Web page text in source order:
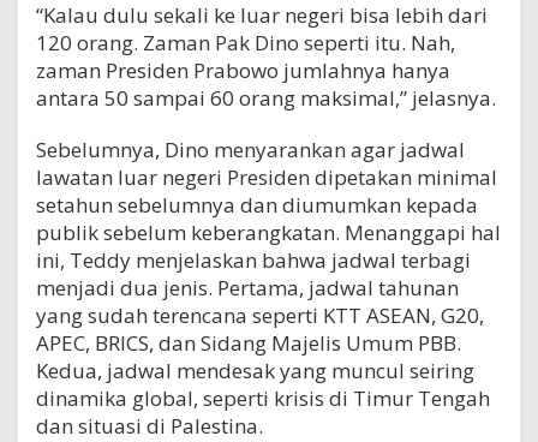
“Kalau dulu sekali ke luar negeri bisa lebih dari
120 orang. Zaman Pak Dino seperti itu. Nah,
zaman Presiden Prabowo jumlahnya hanya
antara 50 sampai 60 orang maksimal,” jelasnya.
Sebelumnya, Dino menyarankan agar jadwal
lawatan luar negeri Presiden dipetakan minimal
setahun sebelumnya dan diumumkan kepada
publik sebelum keberangkatan. Menanggapi hal
ini, Teddy menjelaskan bahwa jadwal terbagi
menjadi dua jenis. Pertama, jadwal tahunan
yang sudah terencana seperti KTT ASEAN, G20,
APEC, BRICS, dan Sidang Majelis Umum PBB.
Kedua, jadwal mendesak yang muncul seiring
dinamika global, seperti krisis di Timur Tengah
dan situasi di Palestina.